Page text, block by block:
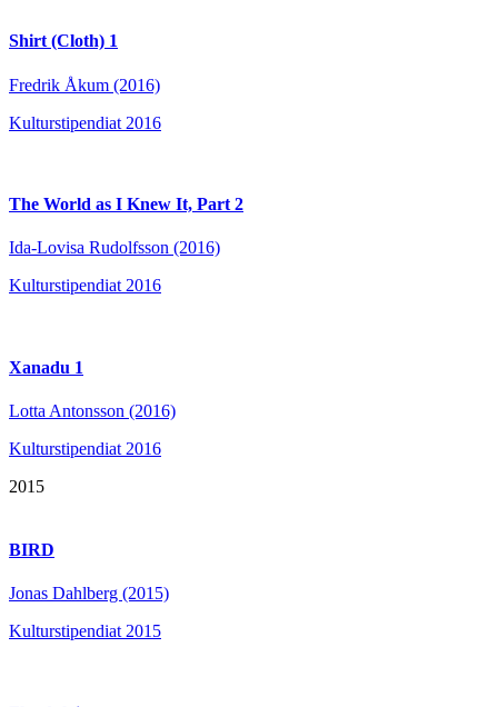
Shirt (Cloth) 1
Fredrik Åkum (2016)
Kulturstipendiat 2016
The World as I Knew It, Part 2
Ida-Lovisa Rudolfsson (2016)
Kulturstipendiat 2016
Xanadu 1
Lotta Antonsson (2016)
Kulturstipendiat 2016
2015
BIRD
Jonas Dahlberg (2015)
Kulturstipendiat 2015